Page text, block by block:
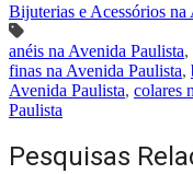
Bijuterias e Acessórios na
anéis na Avenida Paulista,
finas na Avenida Paulista,
Avenida Paulista, colares
Paulista
Pesquisas